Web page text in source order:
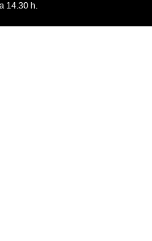
14.30 h.